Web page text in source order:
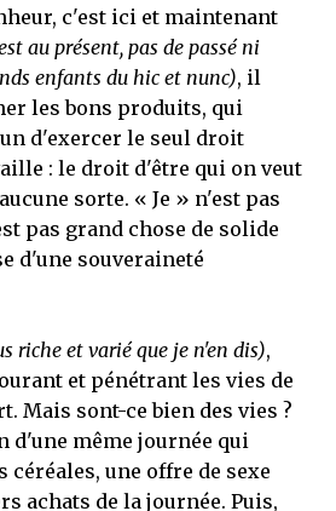
c'est ici et maintenant
au présent, pas de passé ni
enfants du hic et nunc), il
les bons produits, qui
d'exercer le seul droit
: le droit d'être qui on veut
sorte. « Je » n'est pas
pas grand chose de solide
d'une souveraineté
riche et varié que je n'en dis),
et pénétrant les vies de
Mais sont-ce bien des vies ?
d'une même journée qui
céréales, une offre de sexe
achats de la journée. Puis,